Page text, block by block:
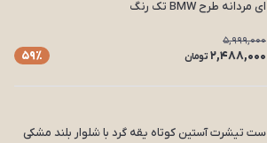
ای مردانه طرح BMW تک رنگ
5,999,000
2,488,000 تومان 59٪
ست تیشرت آستین کوتاه یقه گرد با شلوار بلند مشکی